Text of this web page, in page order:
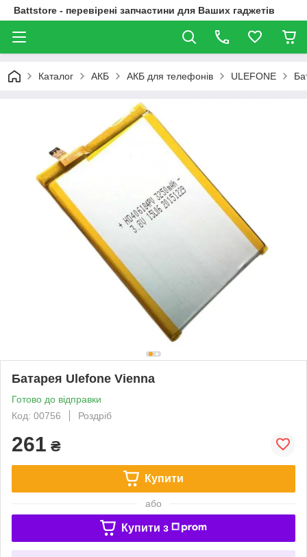
Battstore - перевірені запчастини для Ваших гаджетів
Каталог АКБ АКБ для телефонів ULEFONE
Батарея Ulefone Vienna
Готово до відправки
Код: 00756
Роздріб
261 ₴
Купити
або
Купити з